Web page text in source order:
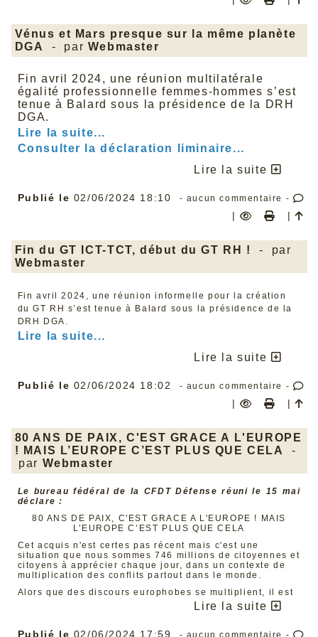
Vénus et Mars presque sur la même planète
DGA
- par Webmaster
Fin avril 2024, une réunion multilatérale
égalité professionnelle femmes-hommes s’est
tenue à Balard sous la présidence de la DRH
DGA.
Lire la suite...
Consulter la déclaration liminaire...
Lire la suite
Publié le 02/06/2024 18:10 - aucun commentaire -
| |
Fin du GT ICT-TCT, début du GT RH !
- par
Webmaster
Fin avril 2024, une réunion informelle pour la création
du GT RH s’est tenue à Balard sous la présidence de la
DRH DGA.
Lire la suite...
Lire la suite
Publié le 02/06/2024 18:02 - aucun commentaire -
| |
80 ANS DE PAIX, C'EST GRACE A L'EUROPE
! MAIS L’EUROPE C’EST PLUS QUE CELA
-
par Webmaster
Le bureau fédéral de la CFDT Défense réuni le 15 mai
déclare :
80 ANS DE PAIX, C'EST GRACE A L'EUROPE ! MAIS
L’EUROPE C’EST PLUS QUE CELA
Cet acquis n'est certes pas récent mais c'est une
situation que nous sommes 746 millions de citoyennes et
citoyens à apprécier chaque jour, dans un contexte de
multiplication des conflits partout dans le monde.
Alors que des discours europhobes se multiplient, il est
également important de préciser que si la paix à elle
seule justifie une Europe unie et solidaire, d’autant plus
l’Europe, ce sont aussi des avancées sociales et
Lire la suite
Publié le 02/06/2024 17:59 - aucun commentaire -